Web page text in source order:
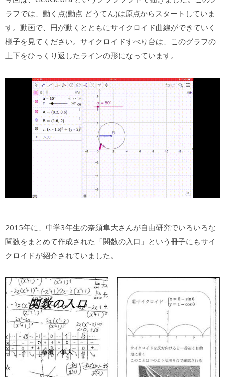
ラフでは、動く点(動点 どうてん)は原点からスタートしていま
す。動画で、円が動くとともにサイクロイド曲線ができていく
様子を見てください。サイクロイドすべり台は、このグラフの
上下をひっくり返したラインの形になっています。
2015年に、中学3年生の奈須隼大さんが自由研究でいろいろな
関数をまとめて作成された「関数の入口」という冊子にもサイ
クロイドが紹介されていました。